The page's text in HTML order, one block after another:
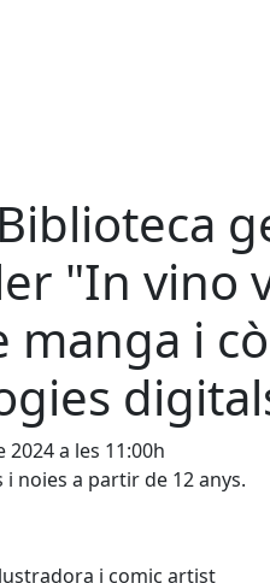
"In vino
manga i
a les 11:00h
noies a partir de 12 anys.
i comic artist